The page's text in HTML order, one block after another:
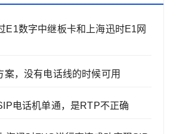
E1数字中继板卡和上海迅时E1网
案，没有电话线的时候可用
电话机单通，是RTP不正确